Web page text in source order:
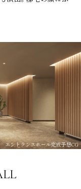
エントランスホール完成予想CG